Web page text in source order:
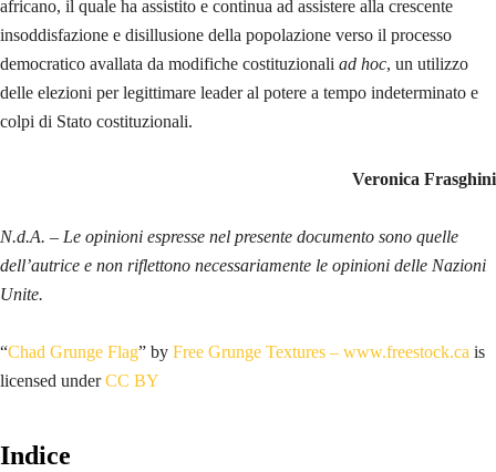
africano, il quale ha assistito e continua ad assistere alla crescente
insoddisfazione e disillusione della popolazione verso il processo
democratico avallata da modifiche costituzionali ad hoc, un utilizzo
delle elezioni per legittimare leader al potere a tempo indeterminato e
colpi di Stato costituzionali.
Veronica Frasghini
N.d.A. – Le opinioni espresse nel presente documento sono quelle
dell’autrice e non riflettono necessariamente le opinioni delle Nazioni
Unite.
“Chad Grunge Flag” by Free Grunge Textures – www.freestock.ca is
licensed underCC BY
Indice